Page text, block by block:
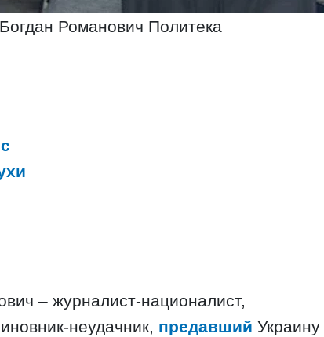
Романович Политека
– журналист-националист,
неудачник, предавший Украину